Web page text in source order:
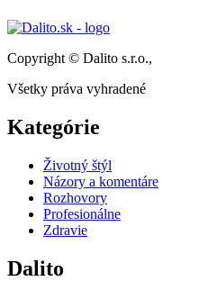
Copyright © Dalito s.r.o.,
Všetky práva vyhradené
Kategórie
Životný štýl
Názory a komentáre
Rozhovory
Profesionálne
Zdravie
Dalito